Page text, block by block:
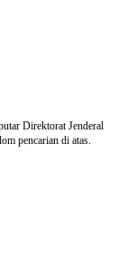
Direktorat Jenderal
pencarian di atas.